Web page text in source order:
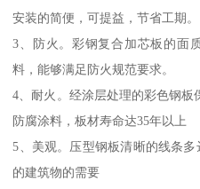
安装的简便，可提益，节省工期。
3、防火。彩钢复合加芯板的面
料，能够满足防火规范要求。
4、耐火。经涂层处理的彩色钢板
防腐涂料，板材寿命达35年以上
5、美观。压型钢板清晰的线条
的建筑物的需要